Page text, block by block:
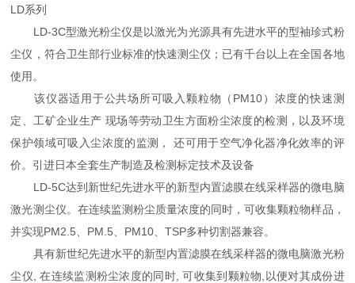
LD系列
LD-3C型激光粉尘仪是以激光为光源具有先进水平的型袖珍式粉
尘仪，符合卫生部行业标准的快速测尘仪；已有千台以上在全国各地
使用。
该仪器适用于公共场所可吸入颗粒物（PM10）浓度的快速测
定、工矿企业生产 现场等劳动卫生方面粉尘浓度的检测，以及环境
保护领域可吸入尘浓度的监测， 还可用于空气净化器净化效率的评
价。引进日本全套生产制造及检测标定技术及设备
LD-5C达到新世纪先进水平的新型内置滤膜在线采样器的微电脑
激光测尘仪。在连续监测粉尘质量浓度的同时，可收集颗粒物样品，
并实现PM2.5、PM.5、PM10、TSP多种切割器兼容。
具有新世纪先进水平的新型内置滤膜在线采样器的微电脑激光粉
尘仪, 在连续监测粉尘浓度的同时, 可收集到颗粒物,以便对其成份进